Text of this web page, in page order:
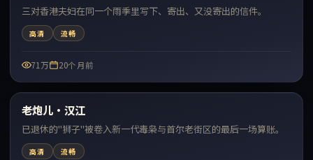
三对香港夫妇在同一个雨季里写下、寄出、又没寄出的信件。
高清 流畅
71万 20个月前
最新
老炮儿·汉江
已退休的"狮子"被卷入新一代毒枭与首尔老街区的最后一场算账。
高清 流畅